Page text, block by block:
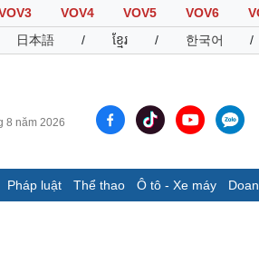
VOV4 VOV5 VOV6
日本語 / ខ្មែរ / 한국어 /
8 năm 2026
Pháp luật Thể thao Ô tô - Xe máy